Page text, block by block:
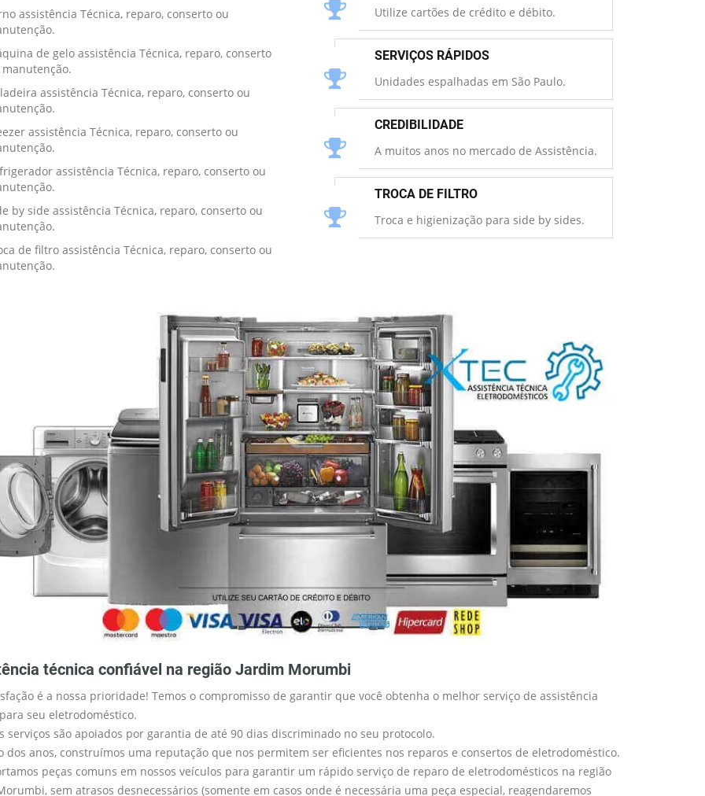
assistência Técnica, reparo, conserto ou
de gelo assistência Técnica, reparo, conserto
assistência Técnica, reparo, conserto ou
assistência Técnica, reparo, conserto ou
assistência Técnica, reparo, conserto ou
by side assistência Técnica, reparo, conserto ou
de filtro assistência Técnica, reparo, conserto ou
Utilize cartões de crédito e débito.
SERVIÇOS RÁPIDOS
Unidades espalhadas em São Paulo.
CREDIBILIDADE
A muitos anos no mercado de Assistência.
TROCA DE FILTRO
Troca e higienização para side by sides.
técnica confiável na região Jardim Morumbi
é a nossa prioridade! Temos o compromisso de garantir que você obtenha o melhor serviço de assistência
seu eletrodoméstico.
serviços são apoiados por garantia de até 90 dias discriminado no seu protocolo.
dos anos, construímos uma reputação que nos permitem ser eficientes nos reparos e consertos de eletrodoméstico.
peças comuns em nossos veículos para garantir um rápido serviço de reparo de eletrodomésticos na região
sem atrasos desnecessários (somente em casos onde é necessária uma peça especial, reagendaremos